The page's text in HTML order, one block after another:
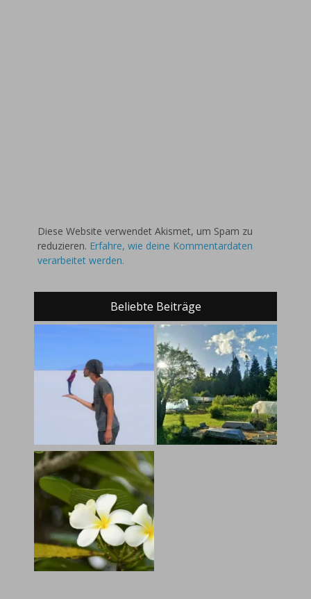
Diese Website verwendet Akismet, um Spam zu
reduzieren. Erfahre, wie deine Kommentardaten
verarbeitet werden.
Beliebte Beiträge